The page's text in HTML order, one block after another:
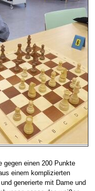
gegen einen 200 Punkte
einem komplizierten
generierte mit Dame und